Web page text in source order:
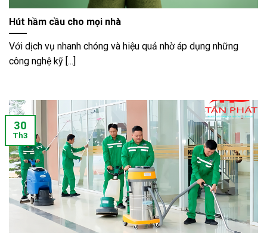
Hút hầm cầu cho mọi nhà
Với dịch vụ nhanh chóng và hiệu quả nhờ áp dụng những
công nghệ kỹ [...]
30
Th3